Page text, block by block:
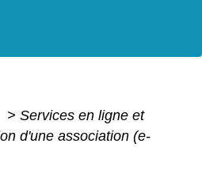
> Services en ligne et
d'une association (e-